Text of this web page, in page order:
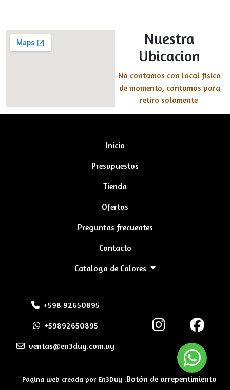
Nuestra
Ubicacion
No contamos con local fisico
de momento, contamos para
retiro solamente
Inicio
Presupuestos
Tienda
Ofertas
Preguntas frecuentes
Contacto
Catalogo de Colores
+598 92650895
+59892650895
ventas@en3duy.com.uy
Pagina web creada por En3Duy .Botón de arrepentimiento